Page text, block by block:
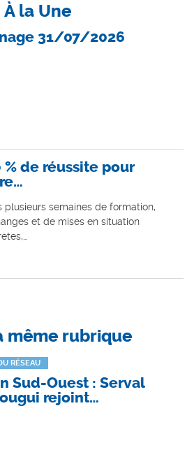
À la Une
31/07/2026
% de réussite pour
plusieurs semaines de formation,
et de mises en situation
même rubrique
RÉSEAU
Sud-Ouest : Serval
rejoint…